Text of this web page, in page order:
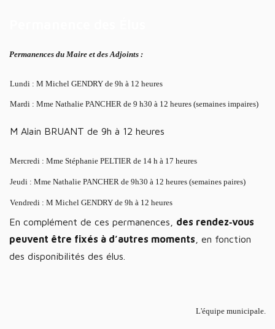
Permanences du Maire et des Adjoints :
Lundi : M Michel GENDRY de 9h à 12 heures
Mardi : Mme Nathalie PANCHER de 9 h30 à 12 heures (semaines impaires)
M Alain BRUANT de 9h à 12 heures
Mercredi : Mme Stéphanie PELTIER de 14 h à 17 heures
Jeudi : Mme Nathalie PANCHER de 9h30 à 12 heures (semaines paires)
Vendredi : M Michel GENDRY de 9h à 12 heures
En complément de ces permanences, des rendez‑vous
peuvent être fixés à d’autres moments , en fonction
des disponibilités des élus.
L'équipe municipale.